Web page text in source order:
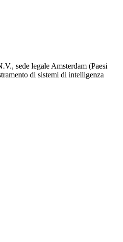
sede legale Amsterdam (Paesi
di sistemi di intelligenza